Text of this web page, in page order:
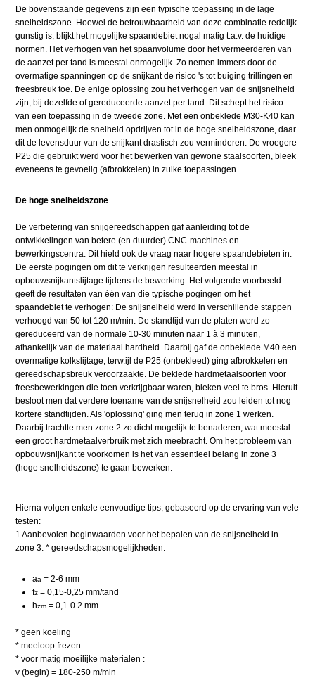
De bovenstaande gegevens zijn een typische toepassing in de lage
snelheidszone. Hoewel de betrouwbaarheid van deze combinatie redelijk
gunstig is, blijkt het mogelijke spaandebiet nogal matig t.a.v. de huidige
normen. Het verhogen van het spaanvolume door het vermeerderen van
de aanzet per tand is meestal onmogelijk. Zo nemen immers door de
overmatige spanningen op de snijkant de risico 's tot buiging trillingen en
freesbreuk toe. De enige oplossing zou het verhogen van de snijsnelheid
zijn, bij dezelfde of gereduceerde aanzet per tand. Dit schept het risico
van een toepassing in de tweede zone. Met een onbeklede M30-K40 kan
men onmogelijk de snelheid opdrijven tot in de hoge snelheidszone, daar
dit de levensduur van de snijkant drastisch zou verminderen. De vroegere
P25 die gebruikt werd voor het bewerken van gewone staalsoorten, bleek
eveneens te gevoelig (afbrokkelen) in zulke toepassingen.
De hoge snelheidszone
De verbetering van snijgereedschappen gaf aanleiding tot de
ontwikkelingen van betere (en duurder) CNC-machines en
bewerkingscentra. Dit hield ook de vraag naar hogere spaandebieten in.
De eerste pogingen om dit te verkrijgen resulteerden meestal in
opbouwsnijkantslijtage tijdens de bewerking. Het volgende voorbeeld
geeft de resultaten van één van die typische pogingen om het
spaandebiet te verhogen: De snijsnelheid werd in verschillende stappen
verhoogd van 50 tot 120 m/min. De standtijd van de platen werd zo
gereduceerd van de normale 10-30 minuten naar 1 à 3 minuten,
afhankelijk van de materiaal hardheid. Daarbij gaf de onbeklede M40 een
overmatige kolkslijtage, terw.ijl de P25 (onbekleed) ging afbrokkelen en
gereedschapsbreuk veroorzaakte. De beklede hardmetaalsoorten voor
freesbewerkingen die toen verkrijgbaar waren, bleken veel te bros. Hieruit
besloot men dat verdere toename van de snijsnelheid zou leiden tot nog
kortere standtijden. Als 'oplossing' ging men terug in zone 1 werken.
Daarbij trachtte men zone 2 zo dicht mogelijk te benaderen, wat meestal
een groot hardmetaalverbruik met zich meebracht. Om het probleem van
opbouwsnijkant te voorkomen is het van essentieel belang in zone 3
(hoge snelheidszone) te gaan bewerken.
Hierna volgen enkele eenvoudige tips, gebaseerd op de ervaring van vele
testen:
1 Aanbevolen beginwaarden voor het bepalen van de snijsnelheid in
zone 3: * gereedschapsmogelijkheden:
aa = 2-6 mm
fz = 0,15-0,25 mm/tand
hzm = 0,1-0.2 mm
* geen koeling
* meeloop frezen
* voor matig moeilijke materialen :
v (begin) = 180-250 m/min